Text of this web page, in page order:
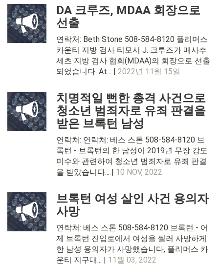
DA 크루즈, MDAA 회장으로
선출
연락처: Beth Stone 508-584-8120 플리머스
카운티 지방 검사 티모시 J. 크루즈가 매사추
세츠 지방 검사 협회(MDAA)의 회장으로 선출
되었습니다. At... | 2022년 11월 15일
치명적일 뻔한 총격 사건으로
청소년 범죄자로 유죄 판결을
받은 브록턴 남성
연락처: 연락처: 베스 스톤 508-584-8120 브
록턴 - 브록턴의 한 남성이 2019년 무장 강도
미수와 관련하여 청소년 범죄자로 유죄 판결
을 받았습니다... | 10 NOV, 2022
브록턴 여성 살인 사건 용의자
사망
연락처: 베스 스톤 508-584-8120 브록턴 - 어
제 브록턴 진입로에서 여성을 찔러 사망하게
한 남성 용의자가 사망했습니다, 플리머스 카
운티 지구대... | 11월 03, 2022